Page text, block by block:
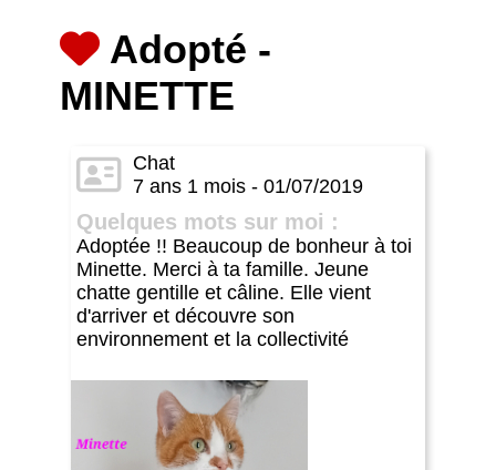
Adopté -
MINETTE
Chat
7 ans 1 mois - 01/07/2019
Quelques mots sur moi :
Adoptée !! Beaucoup de bonheur à toi
Minette. Merci à ta famille. Jeune
chatte gentille et câline. Elle vient
d'arriver et découvre son
environnement et la collectivité